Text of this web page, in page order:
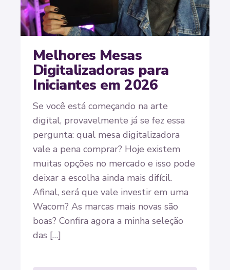
Melhores Mesas
Digitalizadoras para
Iniciantes em 2026
Se você está começando na arte
digital, provavelmente já se fez essa
pergunta: qual mesa digitalizadora
vale a pena comprar? Hoje existem
muitas opções no mercado e isso pode
deixar a escolha ainda mais difícil.
Afinal, será que vale investir em uma
Wacom? As marcas mais novas são
boas? Confira agora a minha seleção
das […]